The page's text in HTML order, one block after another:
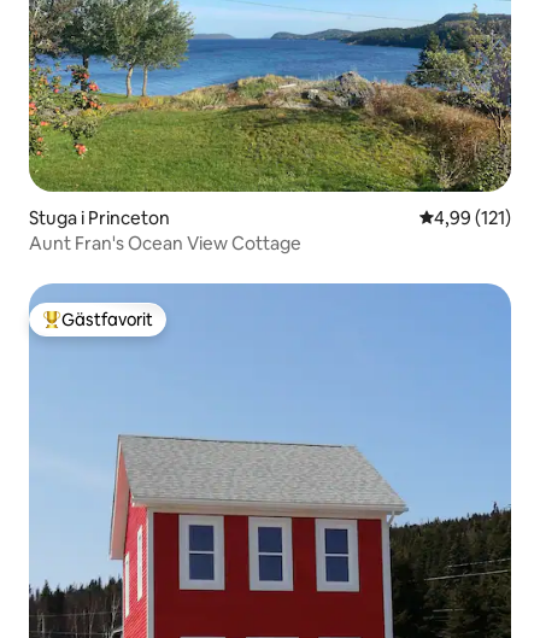
Stuga i Princeton 4,99 av 5 i
4,99 (121)
Aunt Fran's Ocean View Cottage
Populär gästfavorit
Gästfavorit